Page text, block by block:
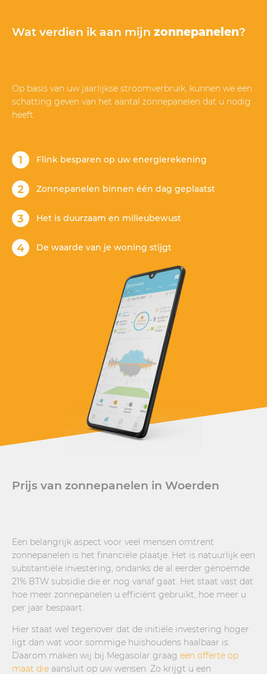
Wat verdien ik aan mijn zonnepanelen?
Op basis van uw jaarlijkse stroomverbruik, kunnen we een
schatting geven van het aantal zonnepanelen dat u nodig
heeft.
Flink besparen op uw energierekening
Zonnepanelen binnen één dag geplaatst
Het is duurzaam en milieubewust
De waarde van je woning stijgt
Prijs van zonnepanelen in Woerden
Een belangrijk aspect voor veel mensen omtrent
zonnepanelen is het financiële plaatje. Het is natuurlijk een
substantiële investering, ondanks de al eerder genoemde
21% BTW subsidie die er nog vanaf gaat. Het staat vast dat
hoe meer zonnepanelen u efficiënt gebruikt, hoe meer u
per jaar bespaart.
Hier staat wel tegenover dat de initiële investering hoger
ligt dan wat voor sommige huishoudens haalbaar is.
Daarom maken wij bij Megasolar graag een offerte op
maat die aansluit op uw wensen. Zo krijgt u een